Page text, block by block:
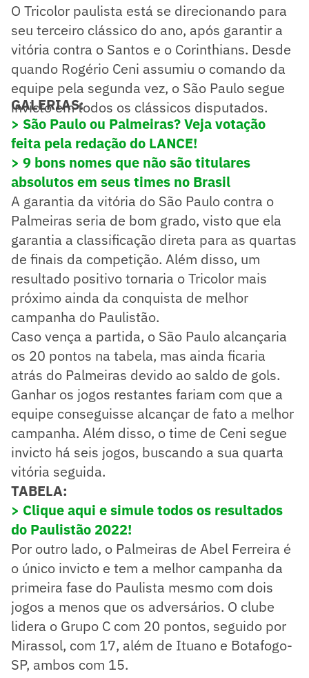
O Tricolor paulista está se direcionando para
seu terceiro clássico do ano, após garantir a
vitória contra o Santos e o Corinthians. Desde
quando Rogério Ceni assumiu o comando da
equipe pela segunda vez, o São Paulo segue
invicto em todos os clássicos disputados.
GALERIAS:
> São Paulo ou Palmeiras? Veja votação
feita pela redação do LANCE!
> 9 bons nomes que não são titulares
absolutos em seus times no Brasil
A garantia da vitória do São Paulo contra o
Palmeiras seria de bom grado, visto que ela
garantia a classificação direta para as quartas
de finais da competição. Além disso, um
resultado positivo tornaria o Tricolor mais
próximo ainda da conquista de melhor
campanha do Paulistão.
Caso vença a partida, o São Paulo alcançaria
os 20 pontos na tabela, mas ainda ficaria
atrás do Palmeiras devido ao saldo de gols.
Ganhar os jogos restantes fariam com que a
equipe conseguisse alcançar de fato a melhor
campanha. Além disso, o time de Ceni segue
invicto há seis jogos, buscando a sua quarta
vitória seguida.
TABELA:
> Clique aqui e simule todos os resultados
do Paulistão 2022!
Por outro lado, o Palmeiras de Abel Ferreira é
o único invicto e tem a melhor campanha da
primeira fase do Paulista mesmo com dois
jogos a menos que os adversários. O clube
lidera o Grupo C com 20 pontos, seguido por
Mirassol, com 17, além de Ituano e Botafogo-
SP, ambos com 15.